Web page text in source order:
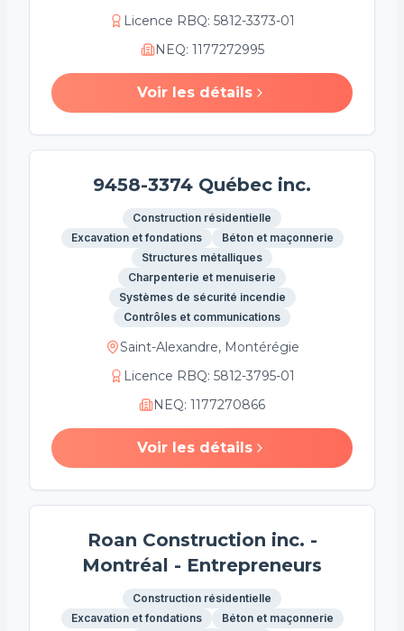
Licence RBQ: 5812-3373-01
NEQ: 1177272995
Voir les détails
9458-3374 Québec inc.
Construction résidentielle
Excavation et fondations
Béton et maçonnerie
Structures métalliques
Charpenterie et menuiserie
Systèmes de sécurité incendie
Contrôles et communications
Saint-Alexandre, Montérégie
Licence RBQ: 5812-3795-01
NEQ: 1177270866
Voir les détails
Roan Construction inc. -
Montréal - Entrepreneurs
Construction résidentielle
Excavation et fondations
Béton et maçonnerie